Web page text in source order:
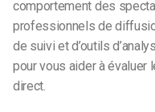
comportement des
professionnels de
de suivi et d’outils
pour vous aider à évaluer
direct.